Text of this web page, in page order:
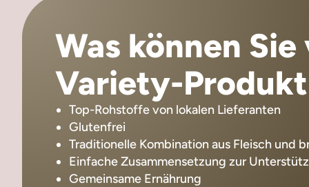
Was können
Variety-
Top-Rohstoffe von lokalen Lieferanten
Glutenfrei
Traditionelle Kombination aus Fleisch und
Einfache Zusammensetzung zur
Gemeinsame Ernährung